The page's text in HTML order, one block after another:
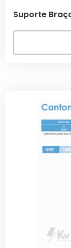
Suporte